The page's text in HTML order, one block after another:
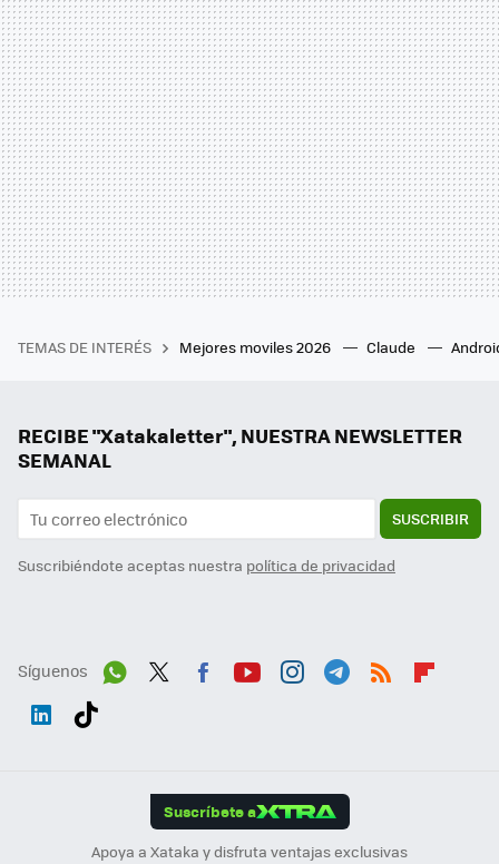
TEMAS DE INTERÉS Mejores moviles 2026 Claude
RECIBE "Xatakaletter", NUESTRA NEWSLETTER
SEMANAL
SUSCRIBIR
Suscribiéndote aceptas nuestra política de privacidad
Síguenos
Suscríbete a
Apoya a Xataka y disfruta ventajas exclusivas